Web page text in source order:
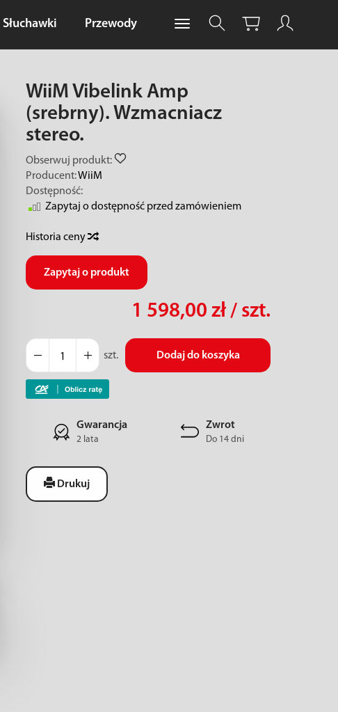
Słuchawki Przewody
WiiM Vibelink Amp
(srebrny). Wzmacniacz
stereo.
Obserwuj produkt:
Producent:WiiM
Dostępność:
Zapytaj o dostępność przed zamówieniem
Historia ceny
Zapytaj o produkt
1 598,00 zł / szt.
szt. Dodaj do koszyka
Gwarancja
2 lata
Zwrot
Do 14 dni
Drukuj